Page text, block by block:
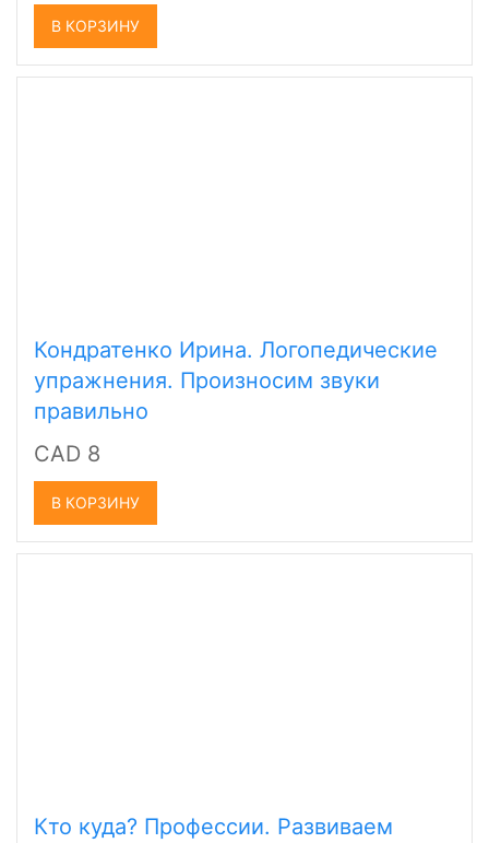
В КОРЗИНУ
Кондратенко Ирина. Логопедические
упражнения. Произносим звуки
правильно
CAD 8
В КОРЗИНУ
Кто куда? Профессии. Развиваем